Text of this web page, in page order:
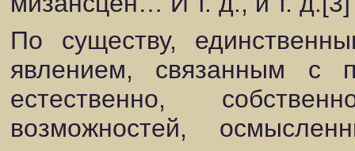
По существу,
явлением, связанным с
естественно,
возможностей,